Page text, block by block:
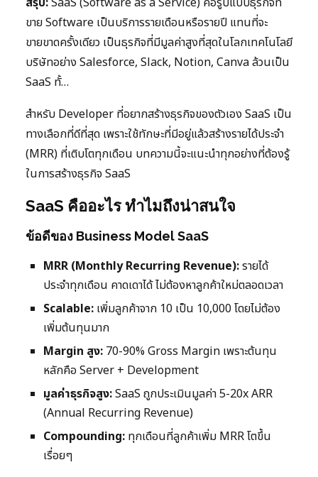
ขาย Software เป็นบริการรายเดือนหรือรายปี แทนที่จะ
ขายขาดครั้งเดียว เป็นธุรกิจที่มีมูลค่าสูงที่สุดในโลกเทคโนโลยี
บริษัทอย่าง Salesforce, Slack, Notion, Canva ล้วนเป็น
SaaS ทั้…
สำหรับ Developer ที่อยากสร้างธุรกิจของตัวเอง SaaS เป็น
ทางเลือกที่ดีที่สุด เพราะใช้ทักษะที่มีอยู่แล้วสร้างรายได้ประจำ
(MRR) ที่เติบโตทุกเดือน บทความนี้จะแนะนำทุกอย่างที่ต้องรู้
ในการสร้างธุรกิจ SaaS
SaaS คืออะไร ทำไมถึงน่าสนใจ
ข้อดีของ Business Model SaaS
MRR (Monthly Recurring Revenue):รายได้
ประจำทุกเดือน คาดเดาได้ ไม่ต้องหาลูกค้าใหม่ตลอดเวลา
Scalable: เพิ่มลูกค้าจาก 10 เป็น 10,000 โดยไม่ต้อง
เพิ่มต้นทุนมาก
Margin สูง: 70-90% Gross Margin เพราะต้นทุน
หลักคือ Server + Development
มูลค่าธุรกิจสูง:SaaS ถูกประเมินมูลค่า 5-20x ARR
(Annual Recurring Revenue)
Compounding: ทุกเดือนที่ลูกค้าเพิ่ม MRR โตขึ้น
เรื่อยๆ